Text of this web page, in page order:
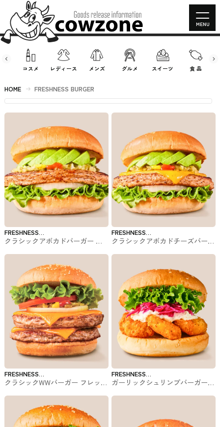
コスメ レディース メンズ グルメ スイーツ 食 品
MENU
HOME FRESHNESS BURGER
FRESHNESS
BURGER
クラシックアボカドバーガー フ
FRESHNESS
BURGER
クラシックアボカドチーズバーガ
ーガー
FRESHNESS
BURGER
クラシックWWバーガー フレッシ
FRESHNESS
BURGER
ガーリックシュリンプバーガー
ー